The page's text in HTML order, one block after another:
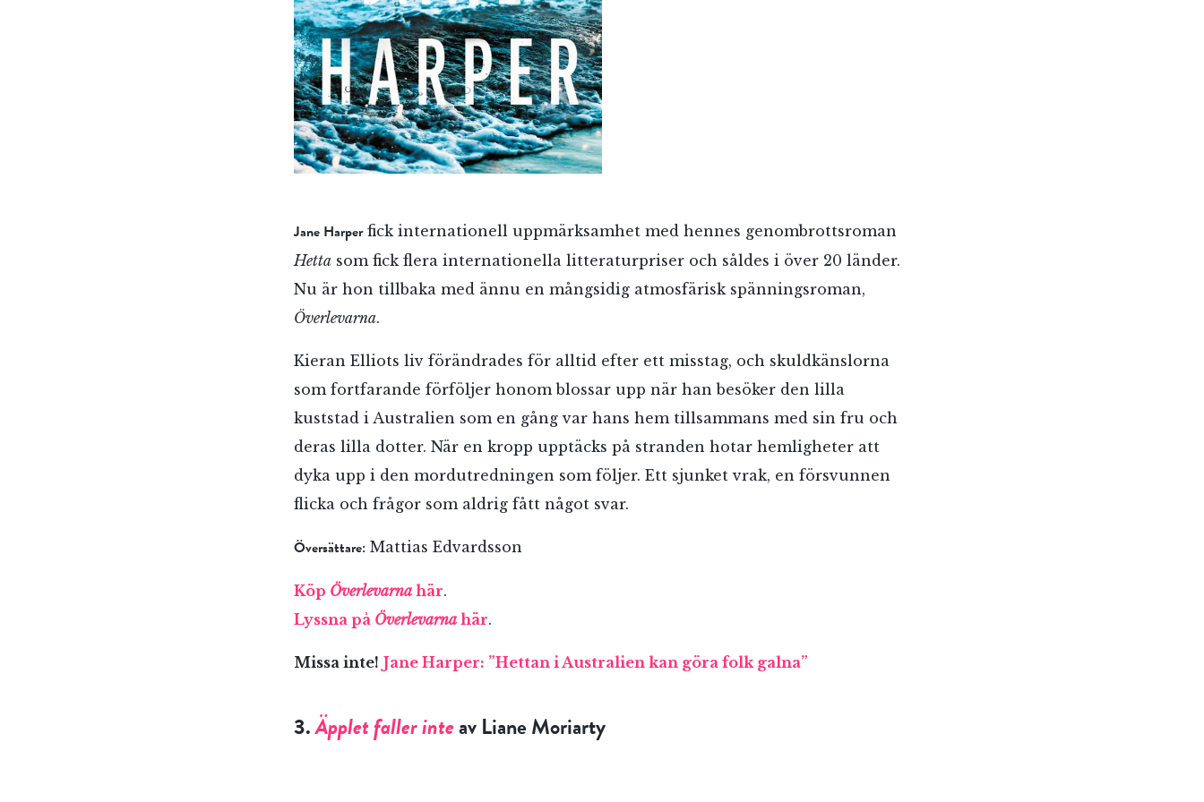
Jane Harperfick internationell uppmärksamhet med hennes genombrottsroman
Hetta som fick flera internationella litteraturpriser och såldes i över 20 länder.
Nu är hon tillbaka med ännu en mångsidig atmosfärisk spänningsroman,
Överlevarna.
Kieran Elliots liv förändrades för alltid efter ett misstag, och skuldkänslorna
som fortfarande förföljer honom blossar upp när han besöker den lilla
kuststad i Australien som en gång var hans hem tillsammans med sin fru och
deras lilla dotter. När en kropp upptäcks på stranden hotar hemligheter att
dyka upp i den mordutredningen som följer. Ett sjunket vrak, en försvunnen
flicka och frågor som aldrig fått något svar.
Översättare: Mattias Edvardsson
Köp Överlevarna här.
Lyssna på Överlevarna här.
Missa inte! Jane Harper: ”Hettan i Australien kan göra folk galna”
3.Äpplet faller inteav Liane Moriarty